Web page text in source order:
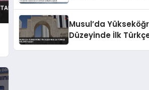
Musul’da
Düzeyinde İlk